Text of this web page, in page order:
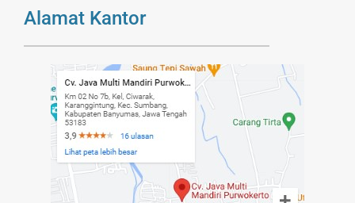
Alamat Kantor